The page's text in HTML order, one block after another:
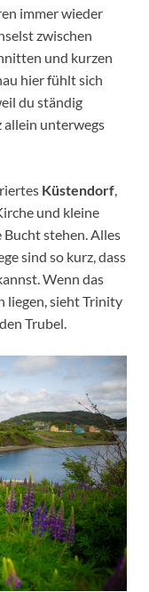
immer wieder
zwischen
und kurzen
hier fühlt sich
du ständig
unterwegs
Küstendorf,
und kleine
stehen. Alles
sind so kurz, dass
Wenn das
liegen, sieht Trinity
Trubel.